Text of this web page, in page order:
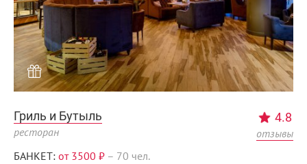
Гриль и Бутыль
ресторан
4.8
отзывы
БАНКЕТ: от 3500 ₽ – 70 чел.